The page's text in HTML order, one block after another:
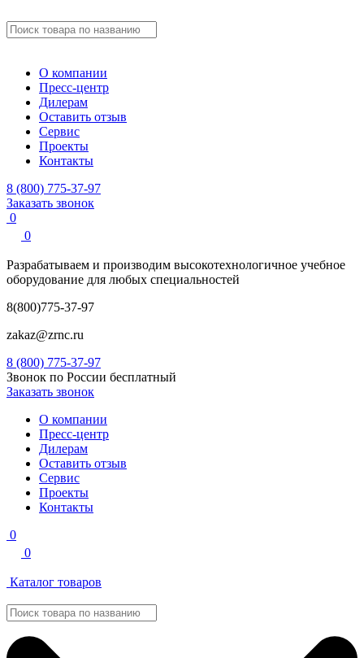
О компании
Пресс-центр
Дилерам
Оставить отзыв
Сервис
Проекты
Контакты
8 (800) 775-37-97
Заказать звонок
0
0
Разрабатываем и производим высокотехнологичное учебное
оборудование для любых специальностей
8(800)775-37-97
zakaz@zrnc.ru
8 (800) 775-37-97
Звонок по России бесплатный
Заказать звонок
О компании
Пресс-центр
Дилерам
Оставить отзыв
Сервис
Проекты
Контакты
0
0
Каталог товаров